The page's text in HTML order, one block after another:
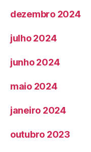
dezembro 2024
julho 2024
junho 2024
maio 2024
janeiro 2024
outubro 2023